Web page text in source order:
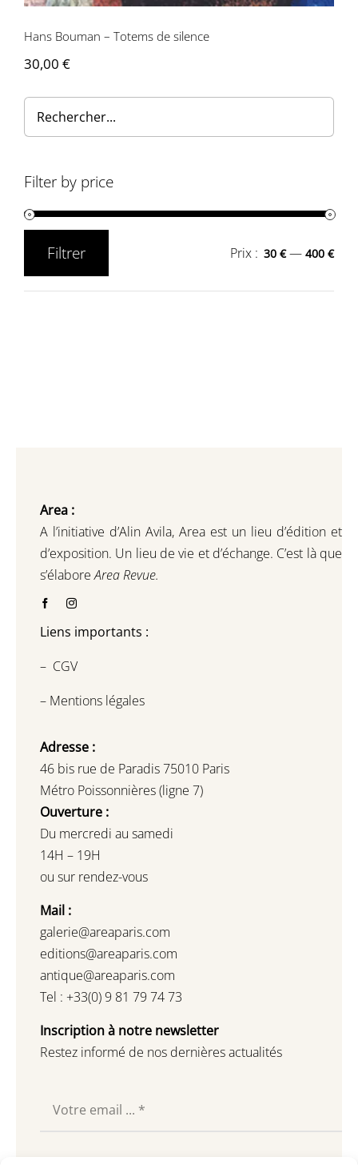
Hans Bouman – Totems de silence
30,00 €
Filter by price
Filtrer Prix : 30 €—400 €
Area :
A l’initiative d’Alin Avila, Area est un lieu d’édition et
d’exposition. Un lieu de vie et d’échange. C’est là que
s’élaboreArea Revue.
Liens importants :
– CGV
– Mentions légales
Adresse :
46 bis rue de Paradis 75010 Paris
Métro Poissonnières (ligne 7)
Ouverture :
Du mercredi au samedi
14H – 19H
ou sur rendez-vous
Mail :
galerie@areaparis.com
editions@areaparis.com
antique@areaparis.com
Tel : +33(0) 9 81 79 74 73
Inscription à notre newsletter
Restez informé de nos dernières actualités